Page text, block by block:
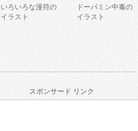
いろいろな漫符の
イラスト
ドーパミン中毒の
イラスト
スポンサード リンク